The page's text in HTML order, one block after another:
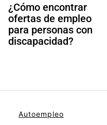
¿Cómo encontrar
ofertas de empleo
para personas con
discapacidad?
Autoempleo